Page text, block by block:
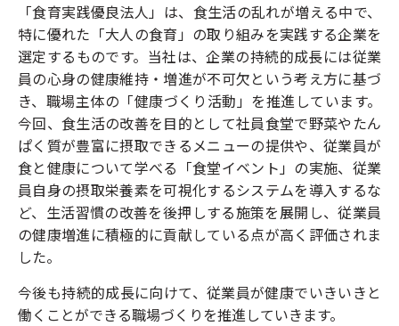
「食育実践優良法人」は、食生活の乱れが増える中で、
特に優れた「大人の食育」の取り組みを実践する企業を
選定するものです。当社は、企業の持続的成長には従業
員の心身の健康維持・増進が不可欠という考え方に基づ
き、職場主体の「健康づくり活動」を推進しています。
今回、食生活の改善を目的として社員食堂で野菜やたん
ぱく質が豊富に摂取できるメニューの提供や、従業員が
食と健康について学べる「食堂イベント」の実施、従業
員自身の摂取栄養素を可視化するシステムを導入するな
ど、生活習慣の改善を後押しする施策を展開し、従業員
の健康増進に積極的に貢献している点が高く評価されま
した。
今後も持続的成長に向けて、従業員が健康でいきいきと
働くことができる職場づくりを推進していきます。